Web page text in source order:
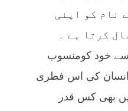
نام کو اپنی
کرتا ہے ۔
سے خود کومنسوب
انسان کی اس فطری
بھی کس قدر